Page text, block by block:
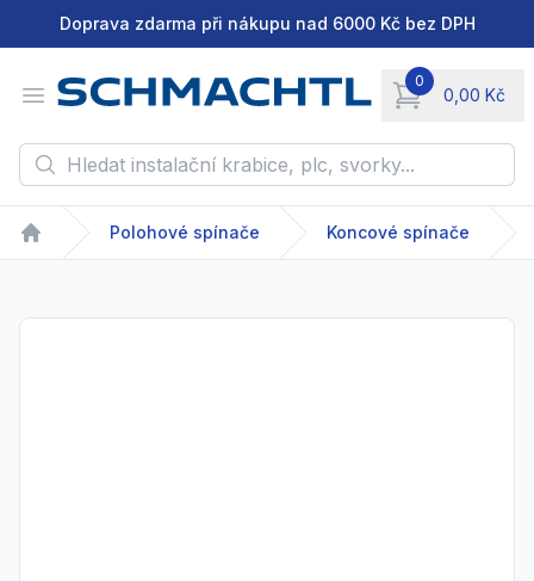
Doprava zdarma při nákupu nad 6000 Kč bez DPH
Open menu
0
0,00 Kč
items in cart,
Hledat instalační krabice, plc, svorky...
Home
Polohové spínače Koncové spínače